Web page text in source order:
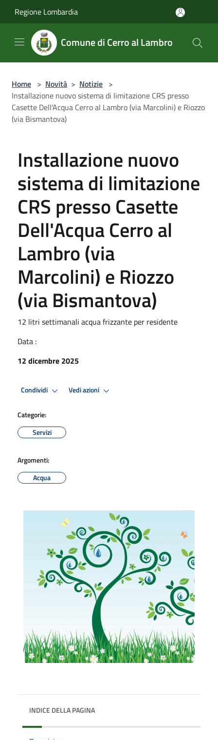
Regione Lombardia
Comune di Cerro al Lambro
Home > Novità > Notizie >
Installazione nuovo sistema di limitazione CRS presso
Casette Dell'Acqua Cerro al Lambro (via Marcolini) e Riozzo
(via Bismantova)
Installazione nuovo
sistema di limitazione
CRS presso Casette
Dell'Acqua Cerro al
Lambro (via
Marcolini) e Riozzo
(via Bismantova)
12 litri settimanali acqua frizzante per residente
Data :
12 dicembre 2025
Condividi Vedi azioni
Categorie:
Servizi
Argomenti:
Acqua
INDICE DELLA PAGINA